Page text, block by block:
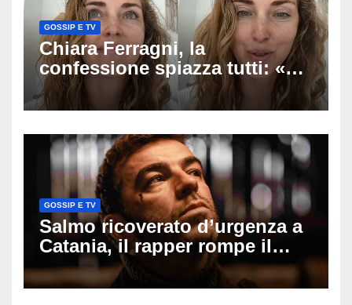
GOSSIP E TV
Chiara Ferragni, la
confessione spiazza tutti: «Un
mio ex voleva che mi rifacessi
il seno». Poi svela i ritocchi di
GOSSIP E TV
Salmo ricoverato d’urgenza a
Catania, il rapper rompe il
silenzio dopo la notte in
ospedale: come sta e cosa